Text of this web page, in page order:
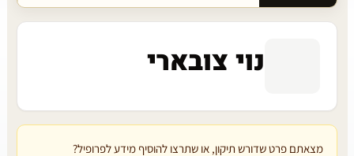
נוי צובארי
מצאתם פרט שדורש תיקון, או שתרצו להוסיף מידע לפרופיל?